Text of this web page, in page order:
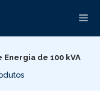
de 100 kVA